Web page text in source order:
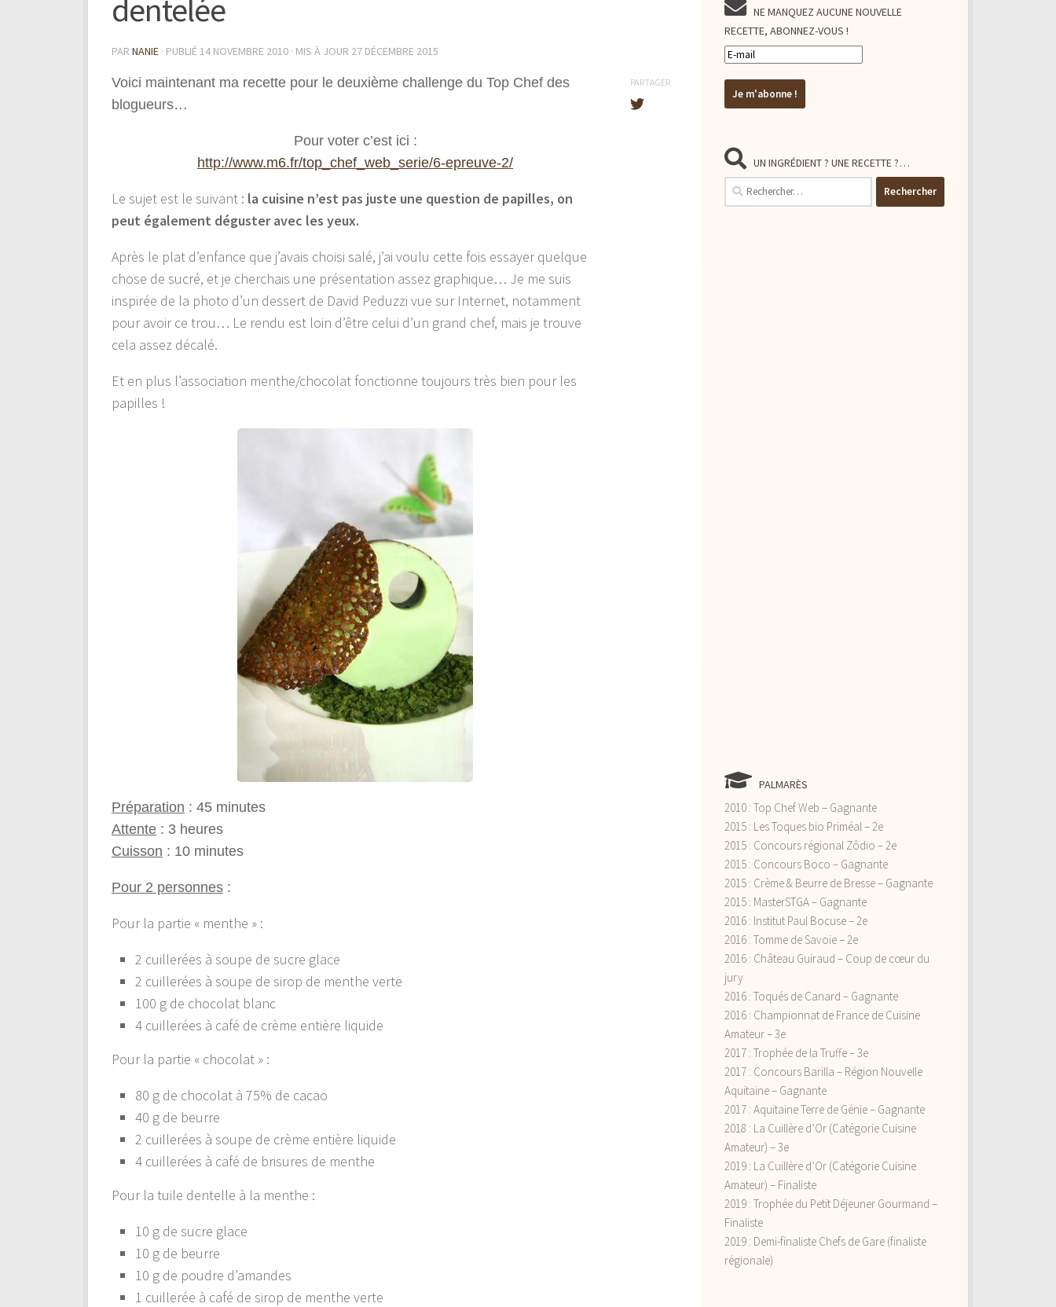
dentelée
PAR NANIE · PUBLIÉ 14 NOVEMBRE 2010 · MIS À JOUR 27 DÉCEMBRE 2015
Voici maintenant ma recette pour le deuxième challenge du Top Chef des
blogueurs…
Pour voter c’est ici :
http://www.m6.fr/top_chef_web_serie/6-epreuve-2/
Le sujet est le suivant : la cuisine n’est pas juste une question de papilles, on
peut également déguster avec les yeux.
Après le plat d’enfance que j’avais choisi salé, j’ai voulu cette fois essayer quelque
chose de sucré, et je cherchais une présentation assez graphique… Je me suis
inspirée de la photo d’un dessert de David Peduzzi vue sur Internet, notamment
pour avoir ce trou… Le rendu est loin d’être celui d’un grand chef, mais je trouve
cela assez décalé.
Et en plus l’association menthe/chocolat fonctionne toujours très bien pour les
papilles !
Préparation : 45 minutes
Attente : 3 heures
Cuisson : 10 minutes
Pour 2 personnes :
Pour la partie « menthe » :
2 cuillerées à soupe de sucre glace
2 cuillerées à soupe de sirop de menthe verte
100 g de chocolat blanc
4 cuillerées à café de crème entière liquide
Pour la partie « chocolat » :
80 g de chocolat à 75% de cacao
40 g de beurre
2 cuillerées à soupe de crème entière liquide
4 cuillerées à café de brisures de menthe
Pour la tuile dentelle à la menthe :
10 g de sucre glace
10 g de beurre
10 g de poudre d’amandes
1 cuillerée à café de sirop de menthe verte
PARTAGER
NE MANQUEZ AUCUNE NOUVELLE
RECETTE, ABONNEZ-VOUS !
UN INGRÉDIENT ? UNE RECETTE ?…
Rechercher :
PALMARÈS
2010 : Top Chef Web – Gagnante
2015 : Les Toques bio Priméal – 2e
2015 : Concours régional Zôdio – 2e
2015 : Concours Boco – Gagnante
2015 : Crème & Beurre de Bresse – Gagnante
2015 : MasterSTGA – Gagnante
2016 : Institut Paul Bocuse – 2e
2016 : Tomme de Savoie – 2e
2016 : Château Guiraud – Coup de cœur du
jury
2016 : Toqués de Canard – Gagnante
2016 : Championnat de France de Cuisine
Amateur – 3e
2017 : Trophée de la Truffe – 3e
2017 : Concours Barilla – Région Nouvelle
Aquitaine – Gagnante
2017 : Aquitaine Terre de Génie – Gagnante
2018 : La Cuillère d’Or (Catégorie Cuisine
Amateur) – 3e
2019 : La Cuillère d’Or (Catégorie Cuisine
Amateur) – Finaliste
2019 : Trophée du Petit Déjeuner Gourmand –
Finaliste
2019 : Demi-finaliste Chefs de Gare (finaliste
régionale)